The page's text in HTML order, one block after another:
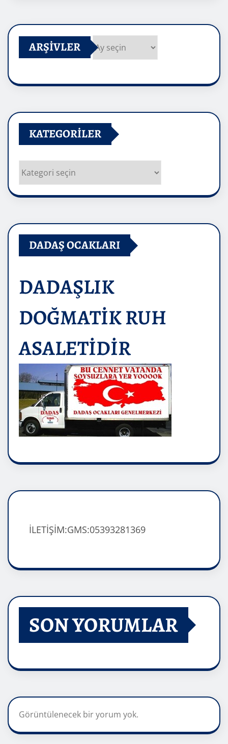
ARŞIVLER
KATEGORILER
Kategoriler
DADAŞ OCAKLARI
DADAŞLIK
DOĞMATİK RUH
ASALETİDİR
İLETİŞİM:GMS:05393281369
SON YORUMLAR
Görüntülenecek bir yorum yok.